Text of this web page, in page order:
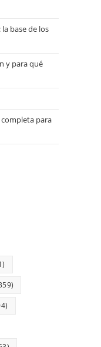
base de los
y para qué
para